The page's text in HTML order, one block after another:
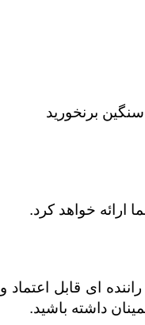
برنخورید
ارائه خواهد کرد.
راننده ای قابل اعتماد و
داشته باشید.